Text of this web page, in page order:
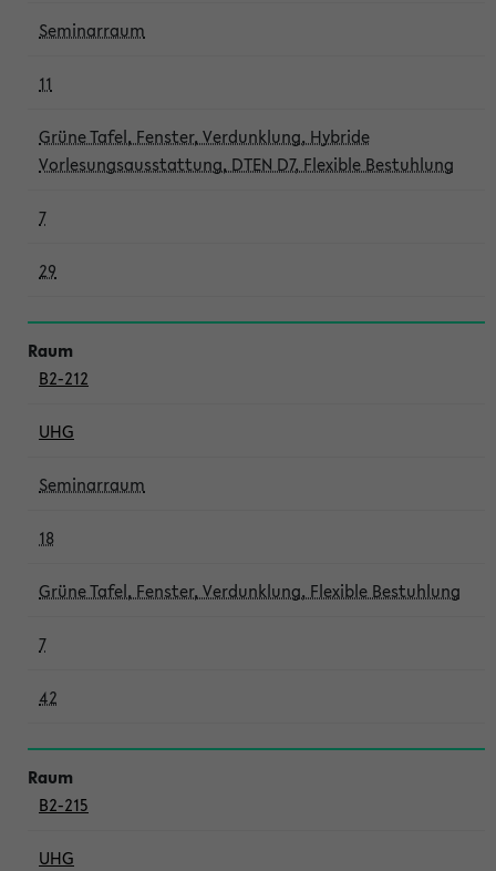
Seminarraum
11
Grüne Tafel, Fenster, Verdunklung, Hybride
Vorlesungsausstattung, DTEN D7, Flexible Bestuhlung
7
29
B2-212
UHG
Seminarraum
18
Grüne Tafel, Fenster, Verdunklung, Flexible Bestuhlung
7
42
B2-215
UHG